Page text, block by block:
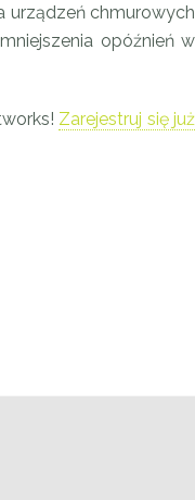
urządzeń chmurowych
opóźnień w
Zarejestruj się już